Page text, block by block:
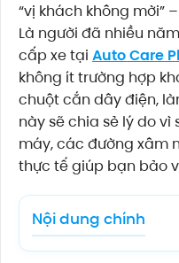
“vị khách không mời”
Là người đã nhiều
cấp xe tại Auto Care
không ít trường hợp
chuột cắn dây điện,
này sẽ chia sẻ lý do
máy, các đường xâm
thực tế giúp bạn bảo
Nội dung chính